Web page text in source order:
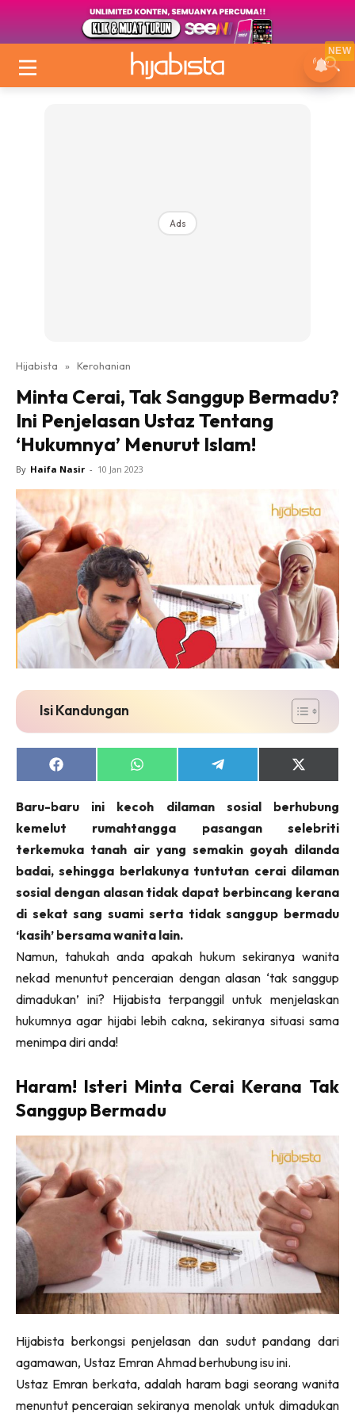
Ads
Hijabista » Kerohanian
Minta Cerai, Tak Sanggup Bermadu?
Ini Penjelasan Ustaz Tentang
‘Hukumnya’ Menurut Islam!
By Haifa Nasir - 10 Jan 2023
Isi Kandungan
Share
on
Share
on
Share
on
Share
on
(Twitter)
Baru-baru ini kecoh dilaman sosial berhubung
kemelut rumahtangga pasangan selebriti
terkemuka tanah air yang semakin goyah dilanda
badai, sehingga berlakunya tuntutan cerai dilaman
sosial dengan alasan tidak dapat berbincang kerana
di sekat sang suami serta tidak sanggup bermadu
‘kasih’ bersama wanita lain.
Namun, tahukah anda apakah hukum sekiranya wanita
nekad menuntut penceraian dengan alasan ‘tak sanggup
dimadukan’ ini? Hijabista terpanggil untuk menjelaskan
hukumnya agar hijabi lebih cakna, sekiranya situasi sama
menimpa diri anda!
Haram! Isteri Minta Cerai Kerana Tak
Sanggup Bermadu
Hijabista berkongsi penjelasan dan sudut pandang dari
agamawan, Ustaz Emran Ahmad berhubung isu ini.
Ustaz Emran berkata, adalah haram bagi seorang wanita
menuntut penceraian sekiranya menolak untuk dimadukan
NEW